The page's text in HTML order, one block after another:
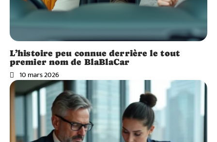
L’histoire peu connue derrière le tout
premier nom de BlaBlaCar
10 mars 2026